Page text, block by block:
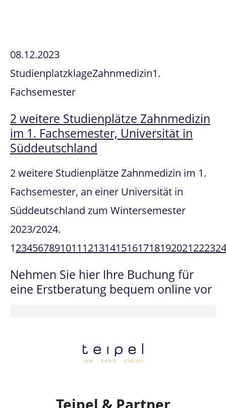
08.12.2023
StudienplatzklageZahnmedizin1.
Fachsemester
2 weitere Studienplätze Zahnmedizin
im 1. Fachsemester, Universität in
Süddeutschland
2 weitere Studienplätze Zahnmedizin im 1.
Fachsemester, an einer Universität in
Süddeutschland zum Wintersemester
2023/2024.
1234567891011 12131415161718192021222324
Nehmen Sie hier Ihre Buchung für
eine Erstberatung bequem online vor